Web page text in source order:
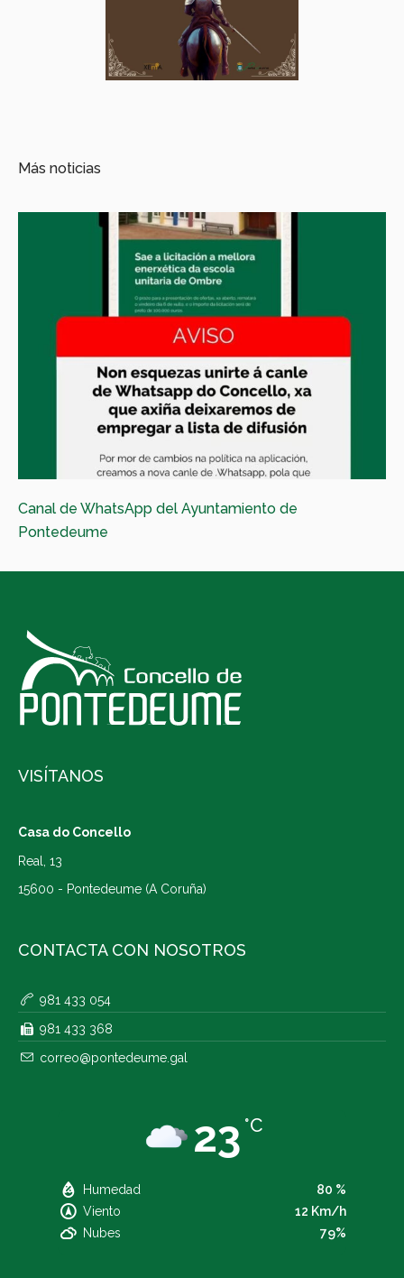
Más noticias
Canal de WhatsApp del Ayuntamiento de
Pontedeume
VISÍTANOS
Casa do Concello
Real, 13
15600 - Pontedeume (A Coruña)
CONTACTA CON NOSOTROS
981 433 054
981 433 368
correo@pontedeume.gal
23 °C
Humedad
80 %
Viento
12 Km/h
Nubes
79%